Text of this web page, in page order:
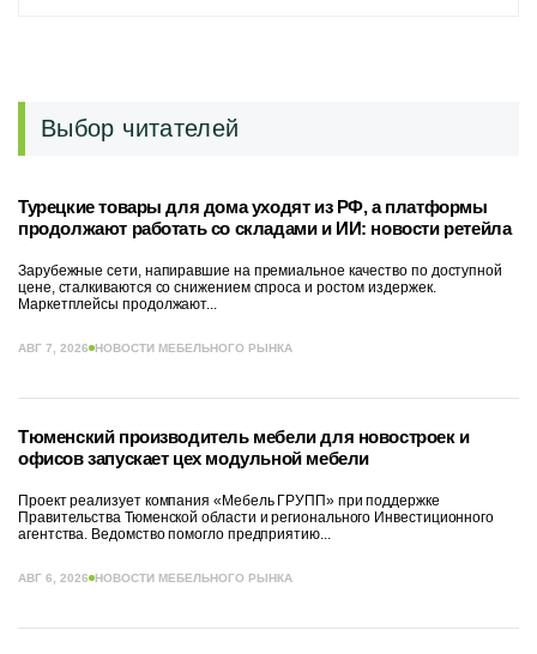
Выбор читателей
Турецкие товары для дома уходят из РФ, а платформы
продолжают работать со складами и ИИ: новости ретейла
Зарубежные сети, напиравшие на премиальное качество по доступной
цене, сталкиваются со снижением спроса и ростом издержек.
Маркетплейсы продолжают...
АВГ 7, 2026 НОВОСТИ МЕБЕЛЬНОГО РЫНКА
Тюменский производитель мебели для новостроек и
офисов запускает цех модульной мебели
Проект реализует компания «Мебель ГРУПП» при поддержке
Правительства Тюменской области и регионального Инвестиционного
агентства. Ведомство помогло предприятию...
АВГ 6, 2026 НОВОСТИ МЕБЕЛЬНОГО РЫНКА